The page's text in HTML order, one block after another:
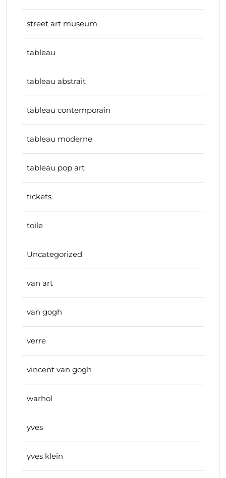
street art museum
tableau
tableau abstrait
tableau contemporain
tableau moderne
tableau pop art
tickets
toile
Uncategorized
van art
van gogh
verre
vincent van gogh
warhol
yves
yves klein